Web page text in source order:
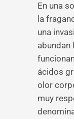
En una
la
una
abundan
ácidos
olor
muy